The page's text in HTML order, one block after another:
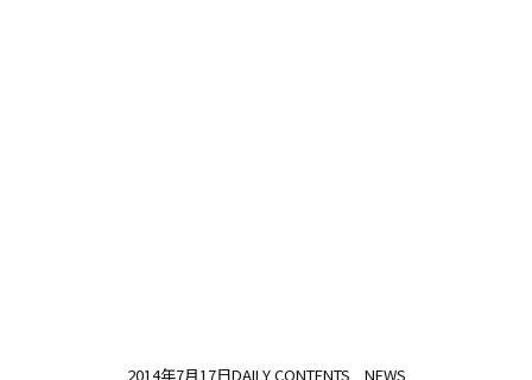
2014年7月17日DAILY CONTENTS NEWS